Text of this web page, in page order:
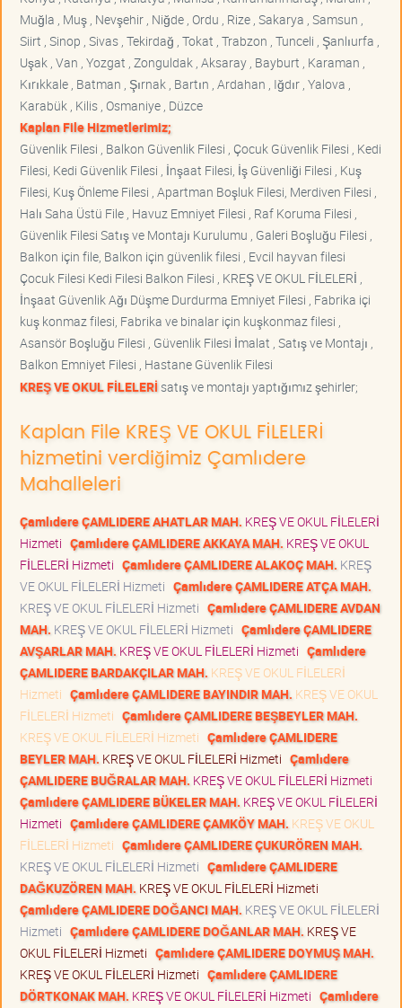
Muğla , Muş , Nevşehir , Niğde , Ordu , Rize , Sakarya , Samsun ,
Siirt , Sinop , Sivas , Tekirdağ , Tokat , Trabzon , Tunceli , Şanlıurfa ,
Uşak , Van , Yozgat , Zonguldak , Aksaray , Bayburt , Karaman ,
Kırıkkale , Batman , Şırnak , Bartın , Ardahan , Iğdır , Yalova ,
Karabük , Kilis , Osmaniye , Düzce
Kaplan File Hizmetlerimiz;
Güvenlik Filesi , Balkon Güvenlik Filesi , Çocuk Güvenlik Filesi , Kedi
Filesi, Kedi Güvenlik Filesi , İnşaat Filesi, İş Güvenliği Filesi , Kuş
Filesi, Kuş Önleme Filesi , Apartman Boşluk Filesi, Merdiven Filesi ,
Halı Saha Üstü File , Havuz Emniyet Filesi , Raf Koruma Filesi ,
Güvenlik Filesi Satış ve Montajı Kurulumu , Galeri Boşluğu Filesi ,
Balkon için file, Balkon için güvenlik filesi , Evcil hayvan filesi
Çocuk Filesi Kedi Filesi Balkon Filesi , KREŞ VE OKUL FİLELERİ ,
İnşaat Güvenlik Ağı Düşme Durdurma Emniyet Filesi , Fabrika içi
kuş konmaz filesi, Fabrika ve binalar için kuşkonmaz filesi ,
Asansör Boşluğu Filesi , Güvenlik Filesi İmalat , Satış ve Montajı ,
Balkon Emniyet Filesi , Hastane Güvenlik Filesi
KREŞ VE OKUL FİLELERİsatış ve montajı yaptığımız şehirler;
Kaplan File KREŞ VE OKUL FİLELERİ
hizmetini verdiğimiz Çamlıdere
Mahalleleri
Çamlıdere ÇAMLIDERE AHATLAR MAH. KREŞ VE OKUL FİLELERİ
Hizmeti Çamlıdere ÇAMLIDERE AKKAYA MAH. KREŞ VE OKUL
FİLELERİ Hizmeti Çamlıdere ÇAMLIDERE ALAKOÇ MAH. KREŞ
VE OKUL FİLELERİ Hizmeti Çamlıdere ÇAMLIDERE ATÇA MAH.
KREŞ VE OKUL FİLELERİ Hizmeti Çamlıdere ÇAMLIDERE AVDAN
MAH. KREŞ VE OKUL FİLELERİ Hizmeti Çamlıdere ÇAMLIDERE
AVŞARLAR MAH. KREŞ VE OKUL FİLELERİ Hizmeti Çamlıdere
ÇAMLIDERE BARDAKÇILAR MAH. KREŞ VE OKUL FİLELERİ
Hizmeti Çamlıdere ÇAMLIDERE BAYINDIR MAH. KREŞ VE OKUL
FİLELERİ Hizmeti Çamlıdere ÇAMLIDERE BEŞBEYLER MAH.
KREŞ VE OKUL FİLELERİ Hizmeti Çamlıdere ÇAMLIDERE
BEYLER MAH. KREŞ VE OKUL FİLELERİ Hizmeti Çamlıdere
ÇAMLIDERE BUĞRALAR MAH. KREŞ VE OKUL FİLELERİ Hizmeti
Çamlıdere ÇAMLIDERE BÜKELER MAH. KREŞ VE OKUL FİLELERİ
Hizmeti Çamlıdere ÇAMLIDERE ÇAMKÖY MAH. KREŞ VE OKUL
FİLELERİ Hizmeti Çamlıdere ÇAMLIDERE ÇUKURÖREN MAH.
KREŞ VE OKUL FİLELERİ Hizmeti Çamlıdere ÇAMLIDERE
DAĞKUZÖREN MAH. KREŞ VE OKUL FİLELERİ Hizmeti
Çamlıdere ÇAMLIDERE DOĞANCI MAH. KREŞ VE OKUL FİLELERİ
Hizmeti Çamlıdere ÇAMLIDERE DOĞANLAR MAH. KREŞ VE
OKUL FİLELERİ Hizmeti Çamlıdere ÇAMLIDERE DOYMUŞ MAH.
KREŞ VE OKUL FİLELERİ Hizmeti Çamlıdere ÇAMLIDERE
DÖRTKONAK MAH. KREŞ VE OKUL FİLELERİ Hizmeti Çamlıdere